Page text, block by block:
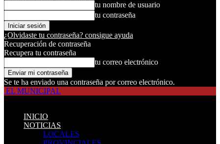
tu nombre de usuario
tu contraseña
¿Olvidaste tu contraseña? consigue ayuda
Recuperación de contraseña
Recupera tu contraseña
tu correo electrónico
Se te ha enviado una contraseña por correo electrónico.
EL MUNICIPAL
INICIO
NOTICIAS
LOCALES